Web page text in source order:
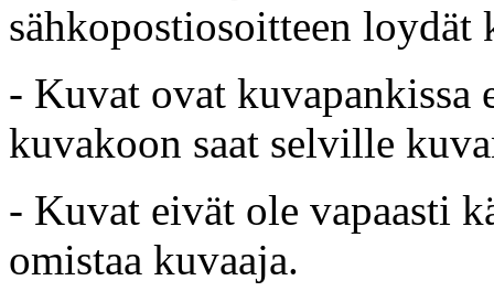
sähkopostiosoitteen loydät
- Kuvat ovat kuvapankissa
kuvakoon saat selville
- Kuvat eivät ole vapaasti
omistaa kuvaaja.